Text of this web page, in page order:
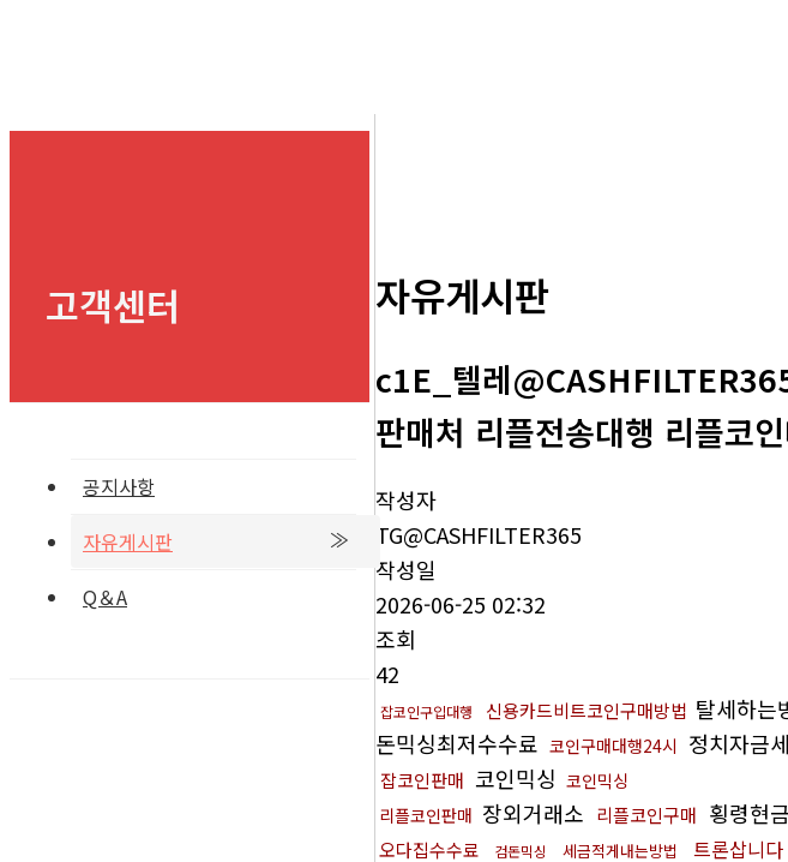
고객센터
공지사항
자유게시판
Q＆A
자유게시판
c1E_텔레
판매처 리플전송대행 리플코
작성자
TG@CASHFILTER365
작성일
2026-06-25 02:32
조회
42
잡코인구입대행 신용카드비트코인구매방법 탈세하는
돈믹싱최저수수료 코인구매대행24시 정치자금
잡코인판매 코인믹싱 코인믹싱
리플코인판매 장외거래소 리플코인구매 횡령현
오다집수수료 검돈믹싱 세금적게내는방법 트론삽니다